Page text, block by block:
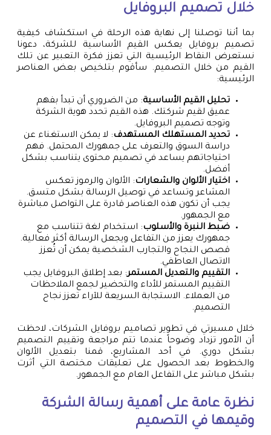
خلال تصميم البروفايل
بما أننا توصلنا إلى نهاية هذه الرحلة في استكشاف كيفية
تصميم بروفايل يعكس القيم الأساسية للشركة، دعونا
نستعرض النقاط الرئيسية التي تعزز فكرة التعبير عن تلك
القيم من خلال التصميم. سأقوم بتلخيص بعض العناصر
الرئيسية:
تحليل القيم الأساسية: من الضروري أن تبدأ بفهم
عميق لقيم شركتك. هذه القيم تحدد هوية الشركة
وتوجه تصميم البروفايل.
تحديد المستهلك المستهدف: لا يمكن الاستغناء عن
دراسة السوق والتعرف على جمهورك المحتمل. فهم
احتياجاتهم يساعد في تصميم محتوى يتناسب بشكل
أفضل.
اختيار الألوان والشعارات: الألوان والرموز تعكس
المشاعر وتساعد في توصيل الرسالة بشكل متسق.
يجب أن تكون هذه العناصر قادرة على التواصل مباشرة
مع الجمهور.
ضبط النبرة والأسلوب: استخدام لغة تتناسب مع
جمهورك يعزز من التفاعل ويجعل الرسالة أكثر فعالية.
قصص النجاح والتجارب الشخصية يمكن أن تُعزز
الاتصال العاطفي.
التقييم والتعديل المستمر: بعد إطلاق البروفايل يجب
التقييم المستمر للأداء والتحضير لجمع الملاحظات
من العملاء. الاستجابة السريعة للآراء تعزز نجاح
التصميم.
خلال مسيرتي في تطوير تصاميم بروفايل الشركات، لاحظت
أن الأمور تزداد وضوحاً عندما تتم مراجعة وتقييم التصميم
بشكل دوري. في أحد المشاريع، قمنا بتعديل الألوان
والخطوط بعد الحصول على تعليقات مختصة التي أثرت
بشكل مباشر على التفاعل العام مع الجمهور.
نظرة عامة على أهمية رسالة الشركة
وقيمها في التصميم